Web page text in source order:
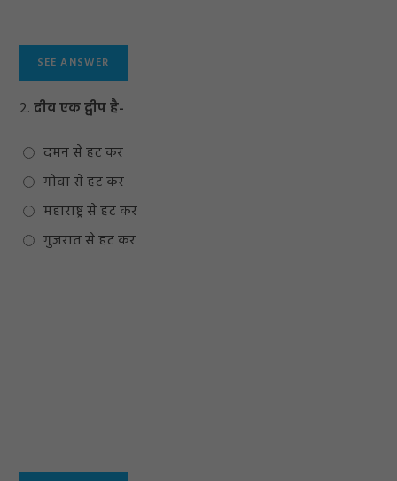
2.दीव एक द्वीप है-
दमन से हट कर
गोवा से हट कर
महाराष्ट्र से हट कर
गुजरात से हट कर